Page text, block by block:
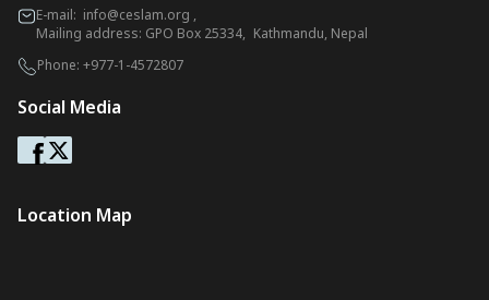
E-mail: info@ceslam.org ,
Mailing address: GPO Box 25334, Kathmandu, Nepal
Phone: +977-1-4572807
Social Media
Location Map